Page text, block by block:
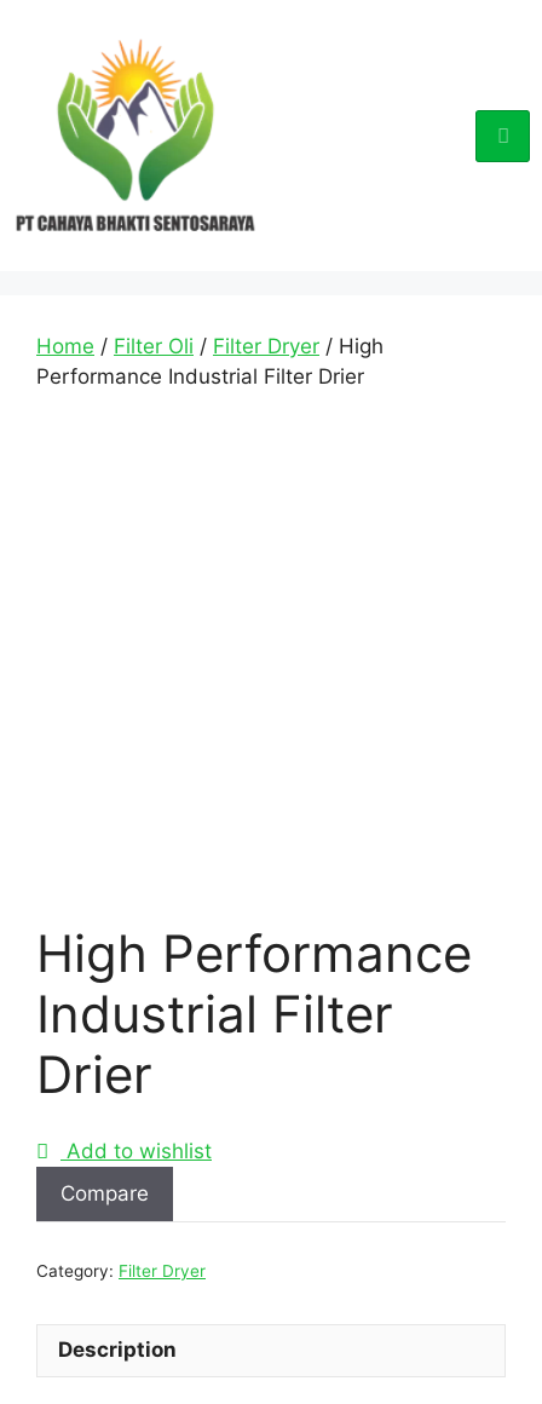
Home / Filter Oli / Filter Dryer / High
Performance Industrial Filter Drier
High Performance
Industrial Filter
Drier
Add to wishlist
Compare
Category: Filter Dryer
Description